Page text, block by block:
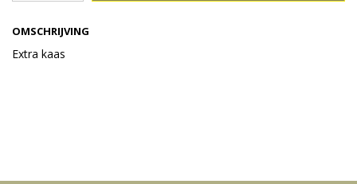
OMSCHRIJVING
Extra kaas